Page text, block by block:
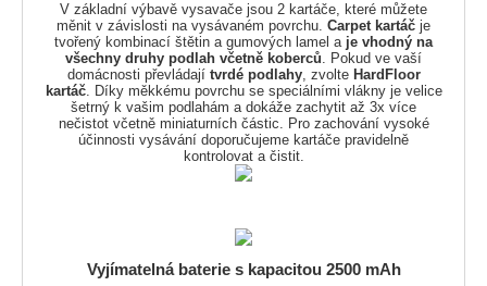
V základní výbavě vysavače jsou 2 kartáče, které můžete
měnit v závislosti na vysávaném povrchu. Carpet kartáč je
tvořený kombinací štětin a gumových lamel a je vhodný na
všechny druhy podlah včetně koberců. Pokud ve vaší
domácnosti převládají tvrdé podlahy, zvolte HardFloor
kartáč. Díky měkkému povrchu se speciálními vlákny je velice
šetrný k vašim podlahám a dokáže zachytit až 3x více
nečistot včetně miniaturních částic. Pro zachování vysoké
účinnosti vysávání doporučujeme kartáče pravidelně
kontrolovat a čistit.
Vyjímatelná baterie s kapacitou 2500 mAh